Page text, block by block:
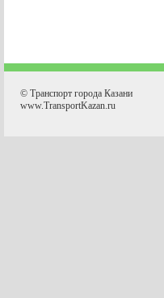
© Транспорт города Казани
www.TransportKazan.ru